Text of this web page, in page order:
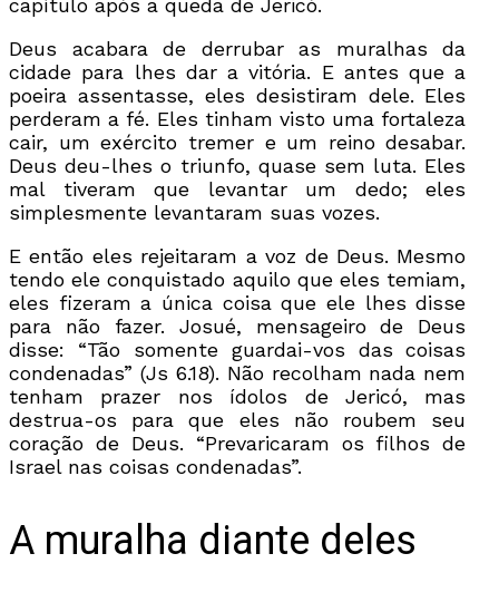
capítulo após a queda de Jericó.
Deus acabara de derrubar as muralhas da
cidade para lhes dar a vitória. E antes que a
poeira assentasse, eles desistiram dele. Eles
perderam a fé. Eles tinham visto uma fortaleza
cair, um exército tremer e um reino desabar.
Deus deu-lhes o triunfo, quase sem luta. Eles
mal tiveram que levantar um dedo; eles
simplesmente levantaram suas vozes.
E então eles rejeitaram a voz de Deus. Mesmo
tendo ele conquistado aquilo que eles temiam,
eles fizeram a única coisa que ele lhes disse
para não fazer. Josué, mensageiro de Deus
disse: “Tão somente guardai-vos das coisas
condenadas” (Js 6.18). Não recolham nada nem
tenham prazer nos ídolos de Jericó, mas
destrua-os para que eles não roubem seu
coração de Deus. “Prevaricaram os filhos de
Israel nas coisas condenadas”.
A muralha diante deles